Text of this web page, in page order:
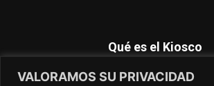
VALORAMOS SU PRIVACIDAD
Qué es el Kiosco
Kiosco Insular es el magacín independiente